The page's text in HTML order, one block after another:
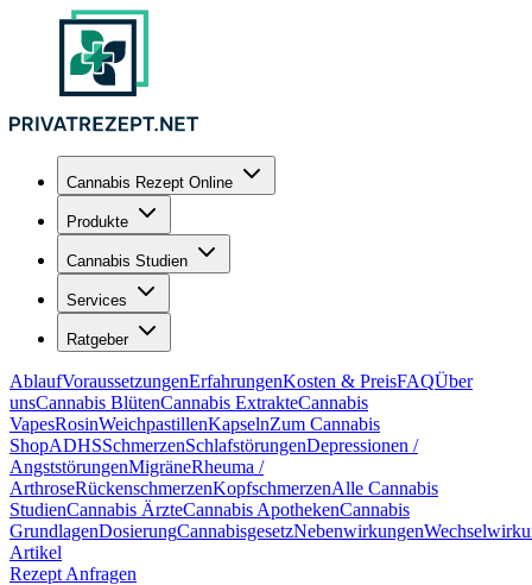
Cannabis Rezept Online
Produkte
Cannabis Studien
Services
Ratgeber
AblaufVoraussetzungenErfahrungenKosten & PreisFAQÜber
unsCannabis BlütenCannabis ExtrakteCannabis
VapesRosinWeichpastillenKapselnZum Cannabis
ShopADHSSchmerzenSchlafstörungenDepressionen /
AngststörungenMigräneRheuma /
ArthroseRückenschmerzenKopfschmerzenAlle Cannabis
StudienCannabis ÄrzteCannabis ApothekenCannabis
GrundlagenDosierungCannabisgesetzNebenwirkungen
Artikel
Rezept Anfragen